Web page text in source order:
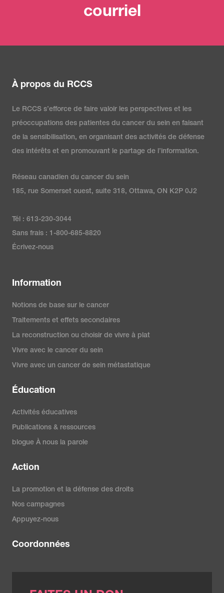
courriel
À propos du RCCS
Le RCCS s’efforce de faire valoir les perspectives et les
préoccupations des patientes du cancer du sein en faisant
de la sensibilisation, en organisant des activités de défense
des intérêts et en promouvant le partage de l’information.
Réseau canadien du cancer du sein
185, rue Somerset ouest, suite 318, Ottawa, ON K2P 0J2
Tél : 613-230-3044
Sans frais : 1-800-685-8820
Écrivez-nous
Information
Notions de base sur le cancer
Traitements et effets secondaires
La reconstruction ou choisir de vivre à plat
Vivre avec le cancer du sein
Vivre avec un cancer de sein métastatique
Éducation
Activités éducatives
Publications & ressources
blogue À nous la parole
Action
La promotion et la défense des droits
Nos campagnes
Appuyez-nous
Coordonnées